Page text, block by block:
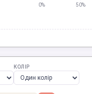
0% 50%
КОЛІР